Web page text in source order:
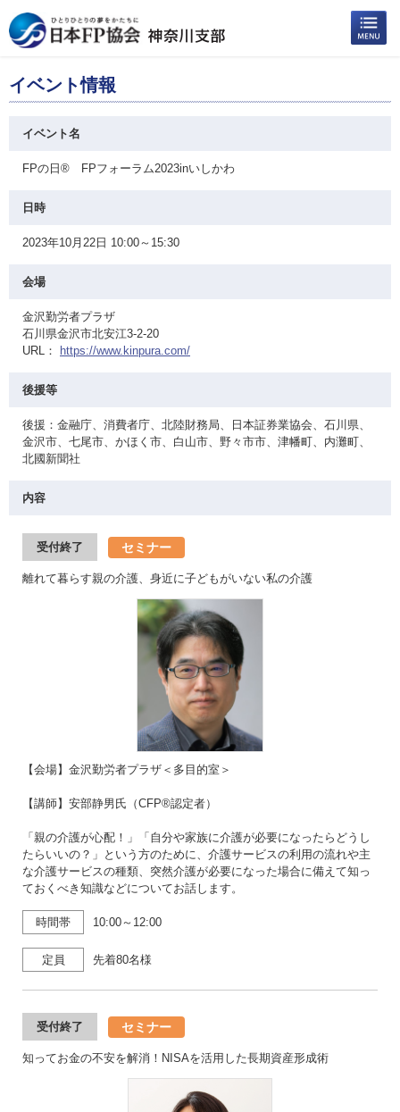
イベント情報
イベント名
FPの日® FPフォーラム2023inいしかわ
日時
2023年10月22日 10:00～15:30
会場
金沢勤労者プラザ
石川県金沢市北安江3-2-20
URL：
https://www.kinpura.com/
後援等
後援：金融庁、消費者庁、北陸財務局、日本証券業協会、石川県、
金沢市、七尾市、かほく市、白山市、野々市市、津幡町、内灘町、
北國新聞社
内容
受付終了 セミナー
離れて暮らす親の介護、身近に子どもがいない私の介護
【会場】金沢勤労者プラザ＜多目的室＞
【講師】安部静男氏（CFP®認定者）
「親の介護が心配！」「自分や家族に介護が必要になったらどうし
たらいいの？」という方のために、介護サービスの利用の流れや主
な介護サービスの種類、突然介護が必要になった場合に備えて知っ
ておくべき知識などについてお話します。
時間帯 10:00～12:00
定員 先着80名様
受付終了 セミナー
知ってお金の不安を解消！NISAを活用した長期資産形成術